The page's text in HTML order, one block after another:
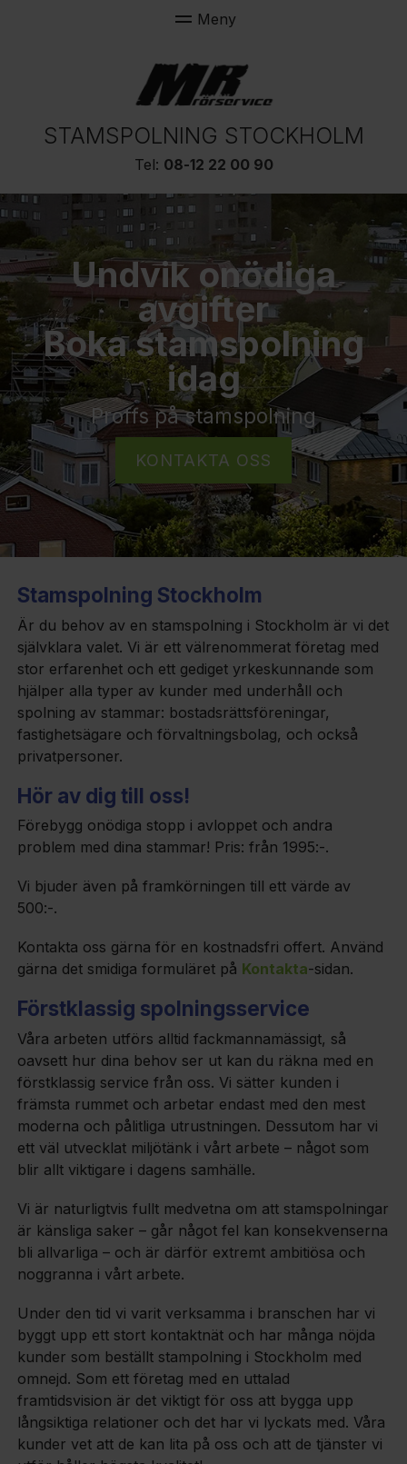
STAMSPOLNING STOCKHOLM
Tel: 08-12 22 00 90
Undvik onödiga
avgifter
Boka stamspolning
idag
Proffs på stamspolning
KONTAKTA OSS
Stamspolning Stockholm
Är du behov av en stamspolning i Stockholm är vi det
självklara valet. Vi är ett välrenommerat företag med
stor erfarenhet och ett gediget yrkeskunnande som
hjälper alla typer av kunder med underhåll och
spolning av stammar: bostadsrättsföreningar,
fastighetsägare och förvaltningsbolag, och också
privatpersoner.
Hör av dig till oss!
Förebygg onödiga stopp i avloppet och andra
problem med dina stammar! Pris: från 1995:-.
Vi bjuder även på framkörningen till ett värde av
500:-.
Kontakta oss gärna för en kostnadsfri offert. Använd
gärna det smidiga formuläret på Kontakta-sidan.
Förstklassig spolningsservice
Våra arbeten utförs alltid fackmannamässigt, så
oavsett hur dina behov ser ut kan du räkna med en
förstklassig service från oss. Vi sätter kunden i
främsta rummet och arbetar endast med den mest
moderna och pålitliga utrustningen. Dessutom har vi
ett väl utvecklat miljötänk i vårt arbete – något som
blir allt viktigare i dagens samhälle.
Vi är naturligtvis fullt medvetna om att stamspolningar
är känsliga saker – går något fel kan konsekvenserna
bli allvarliga – och är därför extremt ambitiösa och
noggranna i vårt arbete.
Under den tid vi varit verksamma i branschen har vi
byggt upp ett stort kontaktnät och har många nöjda
kunder som beställt stampolning i Stockholm med
omnejd. Som ett företag med en uttalad
framtidsvision är det viktigt för oss att bygga upp
långsiktiga relationer och det har vi lyckats med. Våra
kunder vet att de kan lita på oss och att de tjänster vi